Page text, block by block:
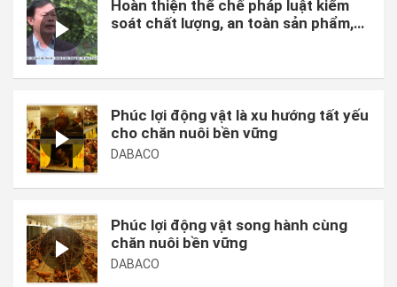
Hoàn thiện thể chế pháp luật kiểm
soát chất lượng, an toàn sản phẩm,
Phúc lợi động vật là xu hướng tất yếu
cho chăn nuôi bền vững
DABACO
Phúc lợi động vật song hành cùng
chăn nuôi bền vững
DABACO